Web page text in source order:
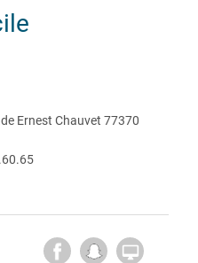
Ernest Chauvet 77370
